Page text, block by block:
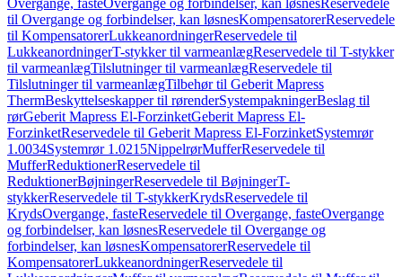
Overgange, fasteOvergange og forbindelser, kan løsnesReservedele
til Overgange og forbindelser, kan løsnesKompensatorerReservedele
til KompensatorerLukkeanordningerReservedele til
LukkeanordningerT-stykker til varmeanlægReservedele til T-stykker
til varmeanlægTilslutninger til varmeanlægReservedele til
Tilslutninger til varmeanlægTilbehør til Geberit Mapress
ThermBeskyttelseskapper til rørenderSystempakningerBeslag til
rørGeberit Mapress El-ForzinketGeberit Mapress El-
ForzinketReservedele til Geberit Mapress El-ForzinketSystemrør
1.0034Systemrør 1.0215NippelrørMufferReservedele til
MufferReduktionerReservedele til
ReduktionerBøjningerReservedele til BøjningerT-
stykkerReservedele til T-stykkerKrydsReservedele til
KrydsOvergange, fasteReservedele til Overgange, fasteOvergange
og forbindelser, kan løsnesReservedele til Overgange og
forbindelser, kan løsnesKompensatorerReservedele til
KompensatorerLukkeanordningerReservedele til